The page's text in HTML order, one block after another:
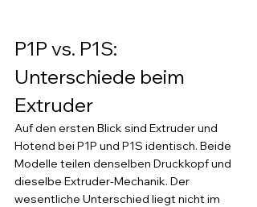
P1P vs. P1S:
Unterschiede beim
Extruder
Auf den ersten Blick sind Extruder und
Hotend bei P1P und P1S identisch. Beide
Modelle teilen denselben Druckkopf und
dieselbe Extruder-Mechanik. Der
wesentliche Unterschied liegt nicht im